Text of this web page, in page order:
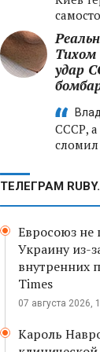
Тихом
удар
СССР,
ТЕЛЕГРАМ
Евросоюз не
Украину из-
внутренних
Times
07 августа 2026,
Кароль